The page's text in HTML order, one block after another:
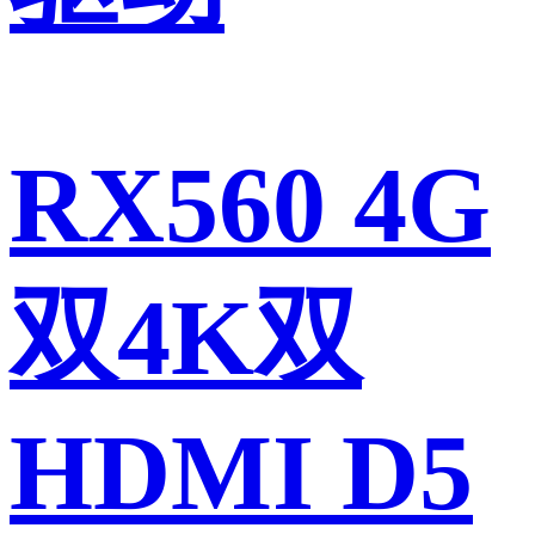
RX560 4G
双4K双
HDMI D5